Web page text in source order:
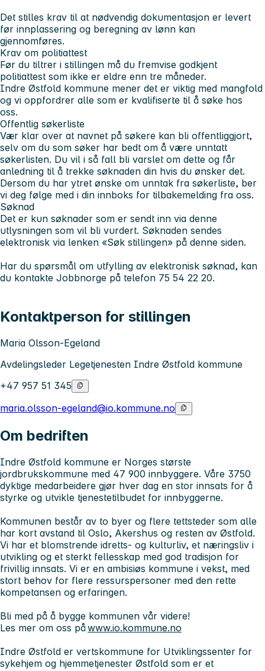
Det stilles krav til at nødvendig dokumentasjon er levert
før innplassering og beregning av lønn kan
gjennomføres.
Krav om politiattest
Før du tiltrer i stillingen må du fremvise godkjent
politiattest som ikke er eldre enn tre måneder.
Indre Østfold kommune mener det er viktig med mangfold
og vi oppfordrer alle som er kvalifiserte til å søke hos
oss.
Offentlig søkerliste
Vær klar over at navnet på søkere kan bli offentliggjort,
selv om du som søker har bedt om å være unntatt
søkerlisten. Du vil i så fall bli varslet om dette og får
anledning til å trekke søknaden din hvis du ønsker det.
Dersom du har ytret ønske om unntak fra søkerliste, ber
vi deg følge med i din innboks for tilbakemelding fra oss.
Søknad
Det er kun søknader som er sendt inn via denne
utlysningen som vil bli vurdert. Søknaden sendes
elektronisk via lenken «Søk stillingen» på denne siden.
Har du spørsmål om utfylling av elektronisk søknad, kan
du kontakte Jobbnorge på telefon 75 54 22 20.
Kontaktperson for stillingen
Maria Olsson-Egeland
Avdelingsleder Legetjenesten Indre Østfold kommune
+47 957 51 345
maria.olsson-egeland@io.kommune.no
Om bedriften
Indre Østfold kommune er Norges største
jordbrukskommune med 47 900 innbyggere. Våre 3750
dyktige medarbeidere gjør hver dag en stor innsats for å
styrke og utvikle tjenestetilbudet for innbyggerne.
Kommunen består av to byer og flere tettsteder som alle
har kort avstand til Oslo, Akershus og resten av Østfold.
Vi har et blomstrende idretts- og kulturliv, et næringsliv i
utvikling og et sterkt fellesskap med god tradisjon for
frivillig innsats. Vi er en ambisiøs kommune i vekst, med
stort behov for flere ressurspersoner med den rette
kompetansen og erfaringen.
Bli med på å bygge kommunen vår videre!
Les mer om oss påwww.io.kommune.no
Indre Østfold er vertskommune for Utviklingssenter for
sykehjem og hjemmetjenester Østfold som er et